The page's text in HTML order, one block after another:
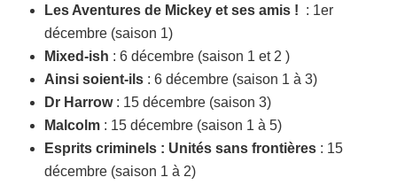
Les Aventures de Mickey et ses amis ! : 1er
décembre (saison 1)
Mixed-ish : 6 décembre (saison 1 et 2 )
Ainsi soient-ils : 6 décembre (saison 1 à 3)
Dr Harrow: 15 décembre (saison 3)
Malcolm : 15 décembre (saison 1 à 5)
Esprits criminels : Unités sans frontières : 15
décembre (saison 1 à 2)